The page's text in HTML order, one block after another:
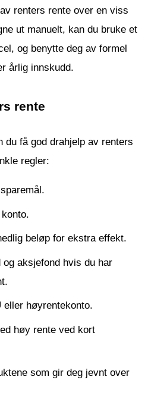
renters rente over en viss
ut manuelt, kan du bruke et
og benytte deg av formel
årlig innskudd.
rente
du få god drahjelp av renters
regler:
beløp for ekstra effekt.
og aksjefond hvis du har
eller høyrentekonto.
høy rente ved kort
som gir deg jevnt over